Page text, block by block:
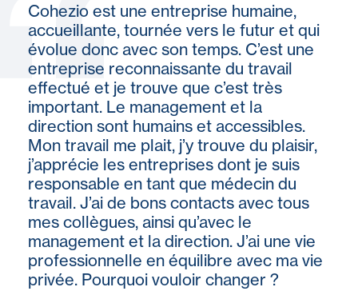
Cohezio est une entreprise humaine,
accueillante, tournée vers le futur et qui
évolue donc avec son temps. C’est une
entreprise reconnaissante du travail
effectué et je trouve que c’est très
important. Le management et la
direction sont humains et accessibles.
Mon travail me plait, j’y trouve du plaisir,
j’apprécie les entreprises dont je suis
responsable en tant que médecin du
travail. J’ai de bons contacts avec tous
mes collègues, ainsi qu’avec le
management et la direction. J’ai une vie
professionnelle en équilibre avec ma vie
privée. Pourquoi vouloir changer ?